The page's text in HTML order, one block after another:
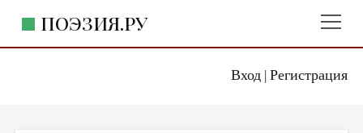
Вход| Регистрация
ПОЭЗИЯ.РУ